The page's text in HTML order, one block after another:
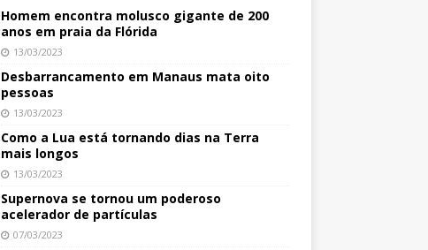
Homem encontra molusco gigante de 200
anos em praia da Flórida
13/03/2023
Desbarrancamento em Manaus mata oito
pessoas
13/03/2023
Como a Lua está tornando dias na Terra
mais longos
13/03/2023
Supernova se tornou um poderoso
acelerador de partículas
07/03/2023